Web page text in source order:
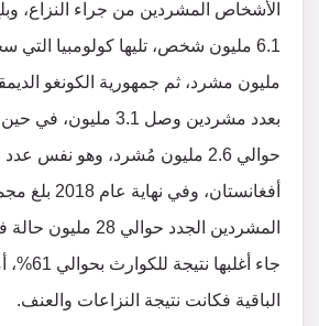
الأشخاص المشردين من جراء النزاع،
مليون مشرد، ثم جمهورية الكونغو
بعدد مشردين وصل 3.1
حوالي 2.6 مليون مُشرد، وهو نفس
أفغانستان، وفي
الباقية فكانت نتيجة النزاعات والعنف.